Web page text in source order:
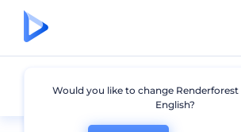
Spor
Would you like to change
English?